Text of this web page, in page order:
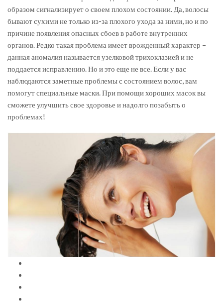
образом сигнализирует о своем плохом состоянии. Да, волосы
бывают сухими не только из-за плохого ухода за ними, но и по
причине появления опасных сбоев в работе внутренних
органов. Редко такая проблема имеет врожденный характер –
данная аномалия называется узелковой трихоклазией и не
поддается исправлению. Но и это еще не все. Если у вас
наблюдаются заметные проблемы с состоянием волос, вам
помогут специальные маски. При помощи хороших масок вы
сможете улучшить свое здоровье и надолго позабыть о
проблемах!